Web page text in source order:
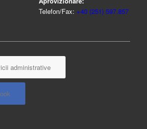
Telefon/Fax: +40 (251) 597.857
administrative